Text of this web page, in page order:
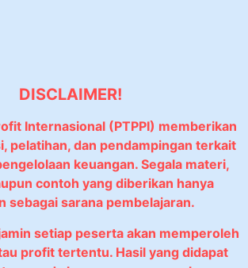
DISCLAIMER!
Internasional (PTPPI) memberikan
pelatihan, dan pendampingan terkait
keuangan. Segala materi,
contoh yang diberikan hanya
sebagai sarana pembelajaran.
setiap peserta akan memperoleh
profit tertentu. Hasil yang didapat